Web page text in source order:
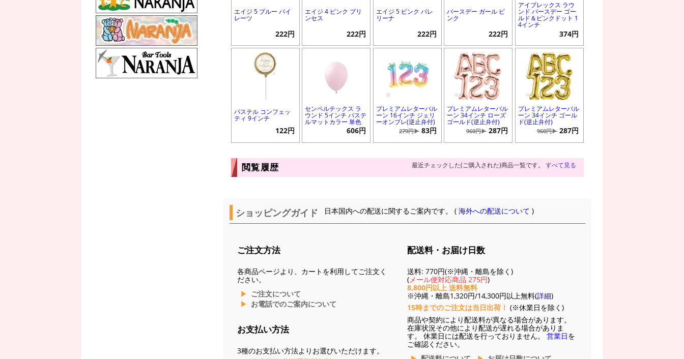
エイジ 5 ブルー パイ
レーツ
222円
エイジ 4 ピンク プリ
ンセス
222円
エイジ 5 ピンク バレ
リーナ
222円
バースデー ガール ピ
ンク
222円
アイブレックス ラウ
ンド バースデー ゴー
ルド＆ピンクドット 1
4インチ
374円
パステル コンフェッ
ティ 9インチ
122円
センペルテックス ラ
ウンド 5インチ パステ
ルマットカラー 単色
606円
プレミアムレターバル
ーン 16インチ ジェリ
ーオンブレ(逆止弁付)
279円▶ 83円
プレミアムレターバル
ーン 34インチ ローズ
ゴールド(逆止弁付)
960円▶ 287円
プレミアムレターバル
ーン 34インチ ゴール
ド(逆止弁付)
960円▶ 287円
閲覧履歴 最近チェックした(ご購入された)商品一覧です。 すべて見る
ショッピングガイド 日本国内への配送に関するご案内です。 (海外への配送について )
ご注文方法
各商品ページより、カートを利用してご注文く
ださい。
ご注文について
お電話でのご案内について
お支払い方法
3種のお支払い方法よりお選びいただけます。
配送料・お届け日数
送料: 770円(※沖縄・離島を除く)
( メール便対応商品 275円)
8,800円以上 送料無料
※沖縄・離島1,320円/14,300円以上無料(詳細)
15時までのご注文は当日出荷！ (※休業日を除く)
商品や契約により配送料が異なる場合があります。
在庫状況その他により配送が遅れる場合がありま
す。 休業日には配送を行っておりません。 営業日を
ご確認ください。